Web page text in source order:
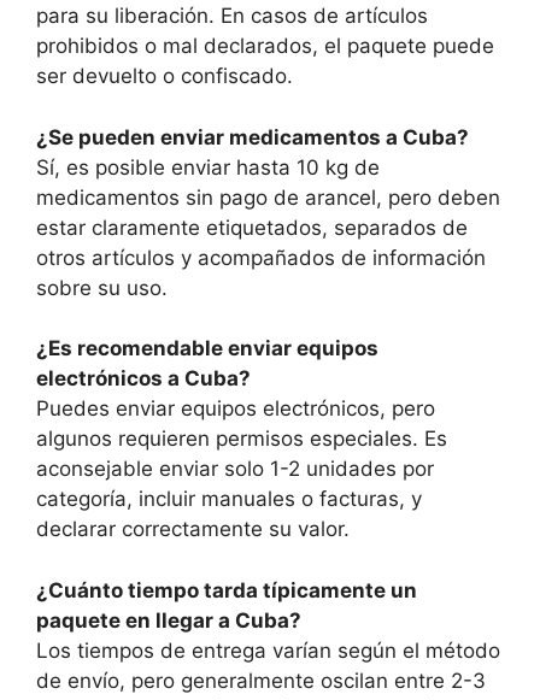
para su liberación. En casos de artículos
prohibidos o mal declarados, el paquete puede
ser devuelto o confiscado.
¿Se pueden enviar medicamentos a Cuba?
Sí, es posible enviar hasta 10 kg de
medicamentos sin pago de arancel, pero deben
estar claramente etiquetados, separados de
otros artículos y acompañados de información
sobre su uso.
¿Es recomendable enviar equipos
electrónicos a Cuba?
Puedes enviar equipos electrónicos, pero
algunos requieren permisos especiales. Es
aconsejable enviar solo 1-2 unidades por
categoría, incluir manuales o facturas, y
declarar correctamente su valor.
¿Cuánto tiempo tarda típicamente un
paquete en llegar a Cuba?
Los tiempos de entrega varían según el método
de envío, pero generalmente oscilan entre 2-3